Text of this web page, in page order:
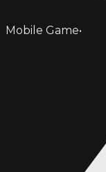
Mobile Game•